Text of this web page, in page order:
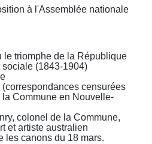
à l'Assemblée nationale
le triomphe de la République
(1843-1904)
(correspondances censurées
Commune en Nouvelle-
colonel de la Commune,
et artiste australien
les canons du 18 mars.